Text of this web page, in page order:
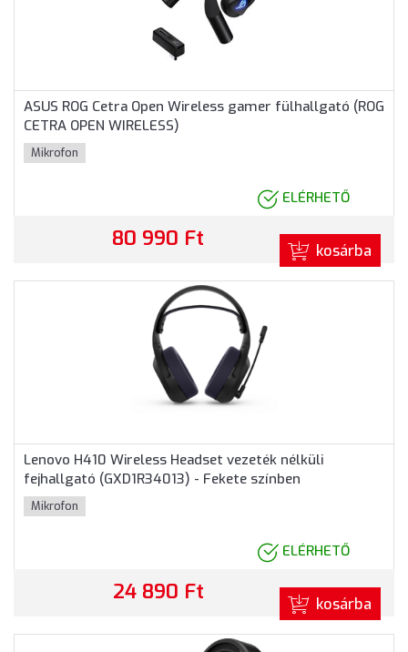
ASUS ROG Cetra Open Wireless gamer fülhallgató (ROG
CETRA OPEN WIRELESS)
Mikrofon
ELÉRHETŐ
80 990 Ft kosárba
Lenovo H410 Wireless Headset vezeték nélküli
fejhallgató (GXD1R34013) - Fekete színben
Mikrofon
ELÉRHETŐ
24 890 Ft kosárba